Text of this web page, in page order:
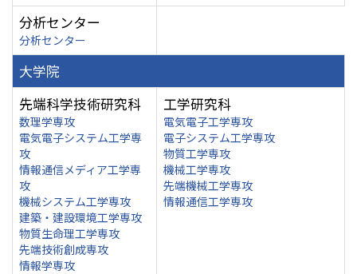
分析センター
分析センター
大学院
先端科学技術研究科
数理学専攻
電気電子システム工学専
攻
情報通信メディア工学専
攻
機械システム工学専攻
建築・建設環境工学専攻
物質生命理工学専攻
先端技術創成専攻
情報学専攻
工学研究科
電気電子工学専攻
電子システム工学専攻
物質工学専攻
機械工学専攻
先端機械工学専攻
情報通信工学専攻